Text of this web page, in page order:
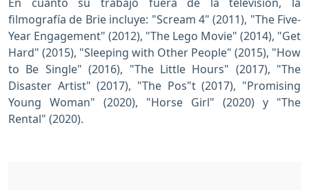
filmografía de Brie incluye: "Scream 4" (2011), "The Five-
Year Engagement" (2012), "The Lego Movie" (2014), "Get
Hard" (2015), "Sleeping with Other People" (2015), "How
to Be Single" (2016), "The Little Hours" (2017), "The
Disaster Artist" (2017), "The Pos"t (2017), "Promising
Young Woman" (2020), "Horse Girl" (2020) y "The
Rental" (2020).